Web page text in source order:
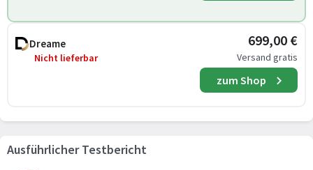
Dreame
Nicht lieferbar
699,00 €
Versand gratis
zum Shop
Ausführlicher Testbericht